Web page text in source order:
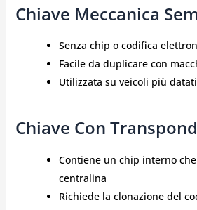
Chiave Meccanica
Senza chip o codifica
Facile da duplicare con
Utilizzata su veicoli più datati
Chiave Con
Contiene un chip interno
centralina
Richiede la clonazione del